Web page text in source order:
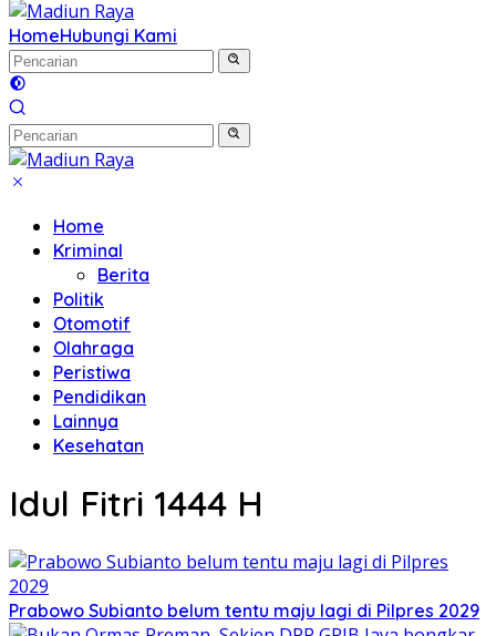
HomeHubungi Kami
Home
Kriminal
Berita
Politik
Otomotif
Olahraga
Peristiwa
Pendidikan
Lainnya
Kesehatan
Idul Fitri 1444 H
Prabowo Subianto belum tentu maju lagi di Pilpres 2029